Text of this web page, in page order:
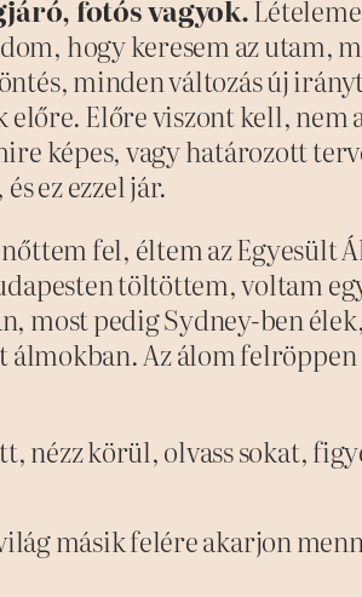
fotós vagyok.
hogy keresem az utam,
minden változás új
előre. Előre viszont kell,
képes, vagy határozott
ez ezzel jár.
fel, éltem az Egyesült
töltöttem, voltam
most pedig Sydney-ben
Az álom felröppen
nézz körül, olvass sokat,
másik felére akarjon